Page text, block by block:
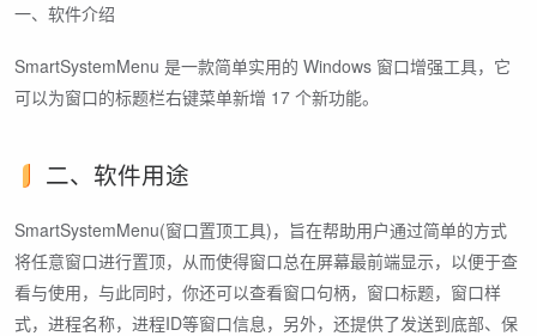
一、软件介绍
SmartSystemMenu 是一款简单实用的 Windows 窗口增强工具，它
可以为窗口的标题栏右键菜单新增 17 个新功能。
二、软件用途
SmartSystemMenu(窗口置顶工具)，旨在帮助用户通过简单的方式
将任意窗口进行置顶，从而使得窗口总在屏幕最前端显示，以便于查
看与使用，与此同时，你还可以查看窗口句柄，窗口标题，窗口样
式，进程名称，进程ID等窗口信息，另外，还提供了发送到底部、保